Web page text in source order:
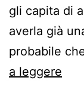
gli capita di
averla già
probabile
a leggere